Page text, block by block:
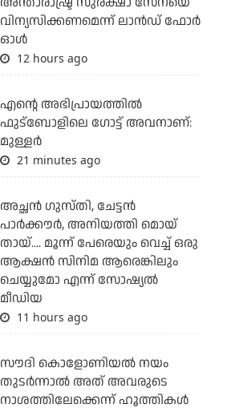
വിന്യസിക്കണമെന്ന് ലാന്‍ഡ് ഫോര്‍
ഓള്‍
12 hours ago
എന്റെ അഭിപ്രായത്തില്‍
ഫുട്‌ബോളിലെ ഗോട്ട് അവനാണ്:
മുള്ളര്‍
21 minutes ago
അച്ഛന്‍ ഗുസ്തി, ചേട്ടന്‍
പാര്‍ക്കൗര്‍, അനിയത്തി മൊയ്
തായ്.... മൂന്ന് പേരെയും വെച്ച് ഒരു
ആക്ഷന്‍ സിനിമ ആരെങ്കിലും
ചെയ്യുമോ എന്ന് സോഷ്യല്‍
മീഡിയ
11 hours ago
സൗദി കൊളോണിയല്‍ നയം
തുടര്‍ന്നാല്‍ അത് അവരുടെ
നാശത്തിലേക്കെന്ന് ഹൂത്തികള്‍